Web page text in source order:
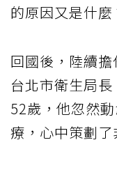
的原因又是什麼
回國後，陸續
台北市衛生局
52歲，他忽然
療，心中策劃了